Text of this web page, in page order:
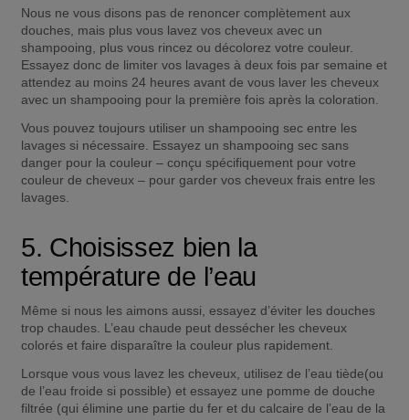
Nous ne vous disons pas de renoncer complètement aux
douches, mais plus vous lavez vos cheveux avec un
shampooing, plus vous rincez ou décolorez votre couleur.
Essayez donc de limiter vos lavages à deux fois par semaine et
attendez au moins 24 heures avant de vous laver les cheveux
avec un shampooing pour la première fois après la coloration.
Vous pouvez toujours utiliser un shampooing sec entre les
lavages si nécessaire. Essayez un shampooing sec sans
danger pour la couleur – conçu spécifiquement pour votre
couleur de cheveux – pour garder vos cheveux frais entre les
lavages.
5. Choisissez bien la
température de l’eau
Même si nous les aimons aussi, essayez d’éviter les douches
trop chaudes. L’eau chaude peut dessécher les cheveux
colorés et faire disparaître la couleur plus rapidement.
Lorsque vous vous lavez les cheveux, utilisez de l’eau tiède(ou
de l’eau froide si possible) et essayez une pomme de douche
filtrée (qui élimine une partie du fer et du calcaire de l’eau de la